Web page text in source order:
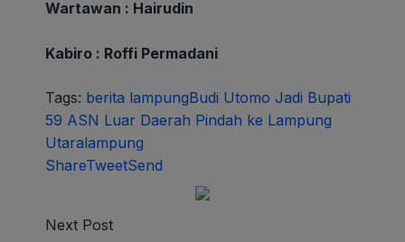
Wartawan : Hairudin
Kabiro : Roffi Permadani
Tags: berita lampungBudi Utomo Jadi Bupati
59 ASN Luar Daerah Pindah ke Lampung
Utaralampung
ShareTweetSend
Next Post